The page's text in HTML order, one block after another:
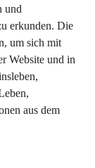
und
erkunden. Die
um sich mit
Website und in
aus dem